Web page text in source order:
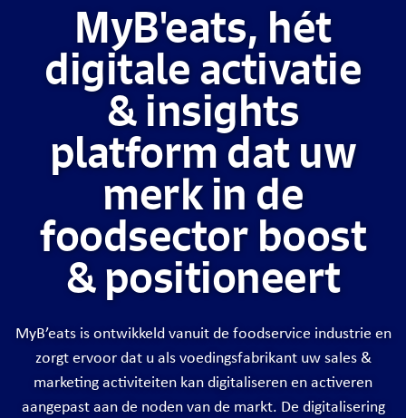
MyB'eats, hét
digitale activatie
& insights
platform dat uw
merk in de
foodsector boost
& positioneert
MyB’eats is ontwikkeld vanuit de foodservice industrie en
zorgt ervoor dat u als voedingsfabrikant uw sales &
marketing activiteiten kan digitaliseren en activeren
aangepast aan de noden van de markt. De digitalisering